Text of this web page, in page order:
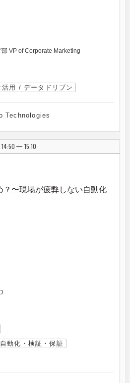
VP of Corporate Marketing
活用 / データドリブン
Technologies
14:50 | 15:10
？〜現場が疲弊しない自動化
動化・検証・保証